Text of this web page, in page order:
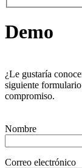
Demo
¿Le gustaría
siguiente
compromiso.
Nombre
Correo electrónico